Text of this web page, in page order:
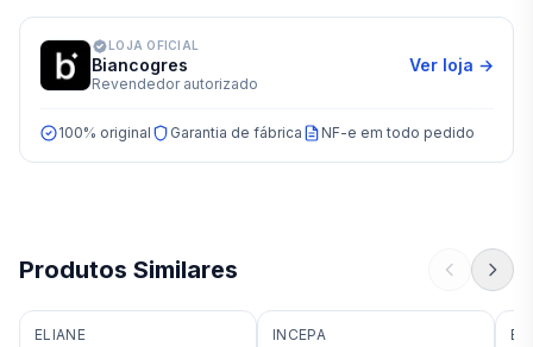
LOJA OFICIAL
Biancogres
Revendedor autorizado
Ver loja →
100% original Garantia de fábrica NF-e em todo pedido
Produtos Similares
ELIANE INCEPA